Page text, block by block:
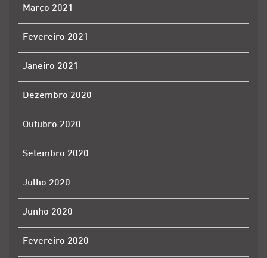
Março 2021
Fevereiro 2021
Janeiro 2021
Dezembro 2020
Outubro 2020
Setembro 2020
Julho 2020
Junho 2020
Fevereiro 2020